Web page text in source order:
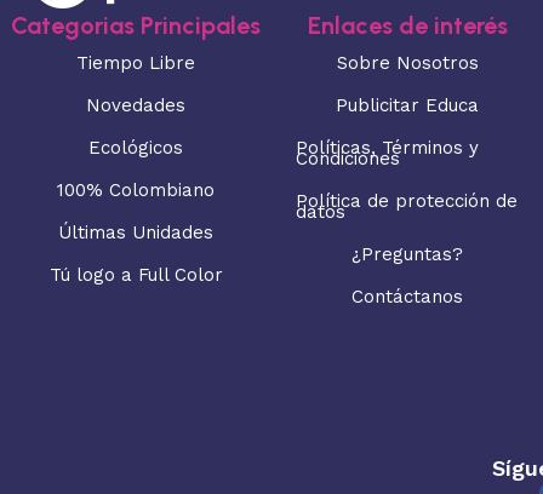
Categorias Principales
Tiempo Libre
Novedades
Ecológicos
100% Colombiano
Últimas Unidades
Tú logo a Full Color
Enlaces de interés
Sobre Nosotros
Publicitar Educa
Políticas, Términos y
Condiciones
Política de protección de
datos
¿Preguntas?
Contáctanos